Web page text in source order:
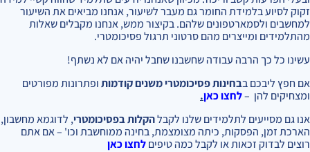
זקוק לסיוע בלמידת החומר גם מעבר לשיעור, אנחנו מביאים את השיעור
למחשבים ולסמארטפונים שלהם. בקיצור ממש, אנחנו מקבלים שאלות
מהתלמידים ומייצרים מהם סרטוני תרגול פסיכומטרי.
עשינו כל כך הרבה עבודה שחשבנו שחבל יהיה אם לא נשתף!
אם חפץ ליבכם בבחינות פסיכומטרי משנים קודמותופתרונות מפורטים
ומצחיקים להן –לחצו כאן.
אנו גם מסייעים לתלמידים שלנו לקבלהקלות בפסיכומטרי, לדוגמא מחשבון,
הארכת זמן, הפסקות, כיתה מצומצמת, בחינה ממוחשבת וכו' – אם אתם
רוצים לבדוק זכאות או לקבל כמה טיפיםלחצו כאן